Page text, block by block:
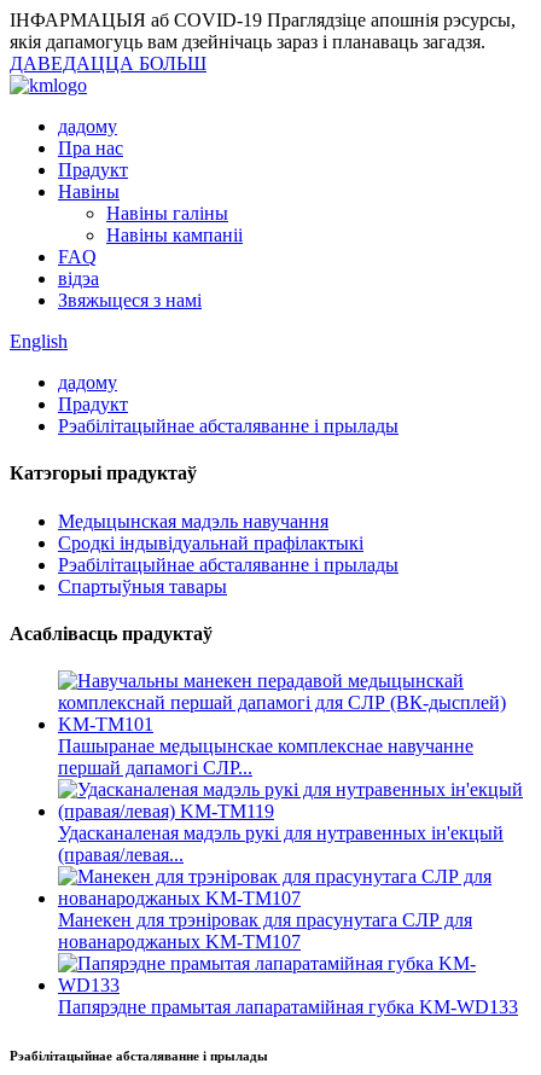
ІНФАРМАЦЫЯ аб COVID-19 Праглядзіце апошнія рэсурсы,
якія дапамогуць вам дзейнічаць зараз і планаваць загадзя.
ДАВЕДАЦЦА БОЛЬШ
дадому
Пра нас
Прадукт
Навіны
Навіны галіны
Навіны кампаніі
FAQ
відэа
Звяжыцеся з намі
English
дадому
Прадукт
Рэабілітацыйнае абсталяванне і прылады
Катэгорыі прадуктаў
Медыцынская мадэль навучання
Сродкі індывідуальнай прафілактыкі
Рэабілітацыйнае абсталяванне і прылады
Спартыўныя тавары
Асаблівасць прадуктаў
Пашыранае медыцынскае комплекснае навучанне
першай дапамогі СЛР...
Удасканаленая мадэль рукі для нутравенных ін'екцый
(правая/левая...
Манекен для трэніровак для прасунутага СЛР для
нованароджаных KM-TM107
Папярэдне прамытая лапаратамійная губка KM-WD133
Рэабілітацыйнае абсталяванне і прылады